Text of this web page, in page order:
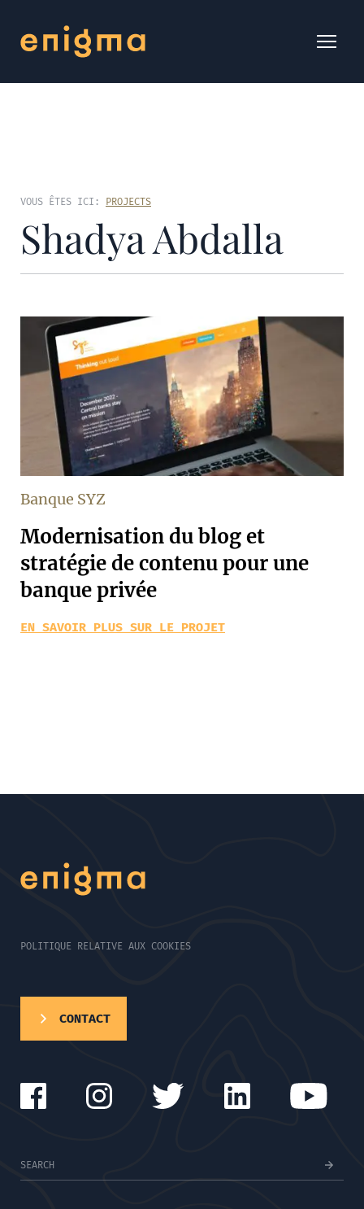
VOUS ÊTES ICI: PROJECTS
Shadya Abdalla
Banque SYZ
Modernisation du blog et
stratégie de contenu pour une
banque privée
EN SAVOIR PLUS SUR LE PROJET
POLITIQUE RELATIVE AUX COOKIES
CONTACT